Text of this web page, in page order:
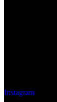
Instagram